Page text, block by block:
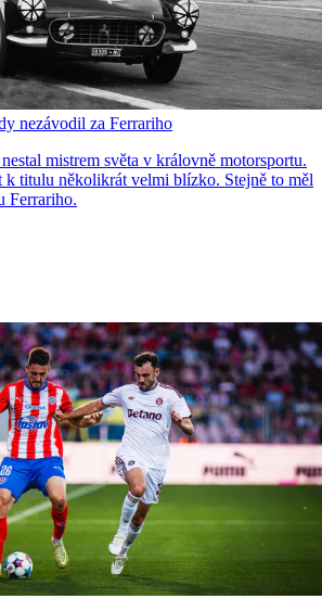
nezávodil za Ferrariho
mistrem světa v královně motorsportu.
k titulu několikrát velmi blízko. Stejně to měl
Ferrariho.